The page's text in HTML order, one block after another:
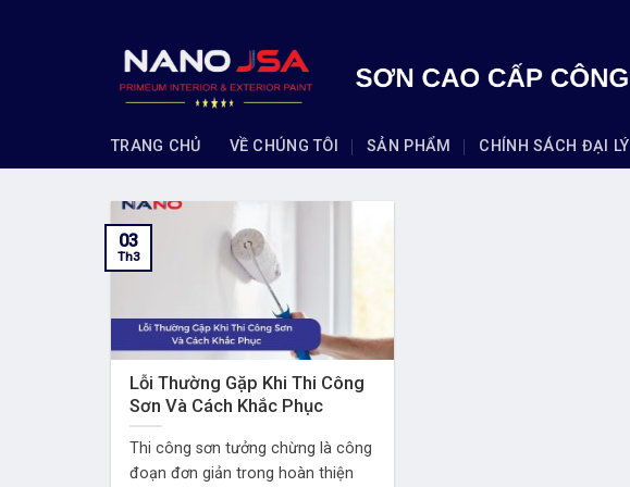
TRANG CHỦ VỀ CHÚNG TÔI SẢN PHẨM CHÍNH SÁCH ĐẠI LÝ
Lỗi Thường Gặp Khi Thi Công
Sơn Và Cách Khắc Phục
Thi công sơn tưởng chừng là công
đoạn đơn giản trong hoàn thiện
03
Th3